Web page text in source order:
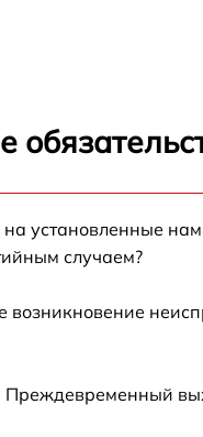
Miele H 5247 BP ED
на установленные
случаем?
возникновение